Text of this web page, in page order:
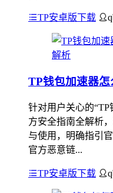
TP安卓版下载
TP钱包加速器
针对用户关心的
方安全指南全解析
与使用，明确指引
官方恶意链...
TP安卓版下载